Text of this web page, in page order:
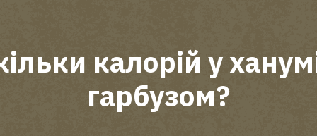
калорій у
гарбузом?